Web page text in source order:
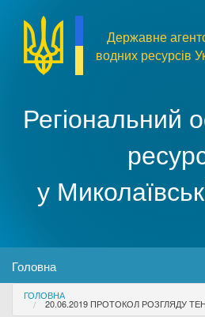
Регіональний
у
Державне
водних ресурсів
Головна
Про організацію
You are here
ГОЛОВНА
20.06.2019 ПРОТОКОЛ РОЗГЛЯДУ